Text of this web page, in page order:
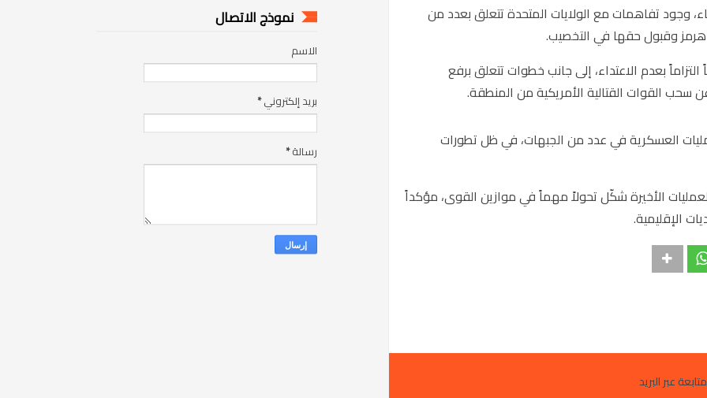
وجود تفاهمات مع الولايات المتحدة تتعلق بعدد من
هرمز وقبول حقها في التخصيب.
بعدم الاعتداء، إلى جانب خطوات تتعلق برفع
سحب القوات القتالية الأمريكية من المنطقة.
العسكرية في عدد من الجبهات، في ظل تطورات
الأخيرة شكّل تحولاً مهماً في موازين القوى، مؤكداً
الإقليمية.
عبر البريد
نموذج الاتصال
الاسم
بريد إلكتروني*
رسالة*